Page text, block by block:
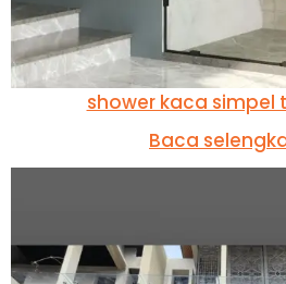
shower kaca simpel
Baca